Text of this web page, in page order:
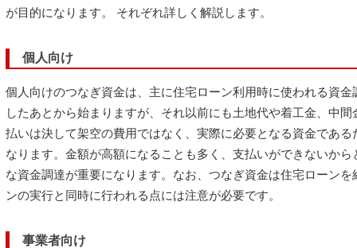
が目的になります。 それぞれ詳しく解説します。
個人向け
個人向けのつなぎ資金は、主に住宅ローン利用時に使われる資
したあとから始まりますが、それ以前にも土地代や着工金、中
払いは決して架空の費用ではなく、実際に必要となる資金であ
なります。金額が高額になることも多く、支払いができないか
な資金調達が重要になります。なお、つなぎ資金は住宅ローン
ンの実行と同時に行われる点には注意が必要です。
事業者向け